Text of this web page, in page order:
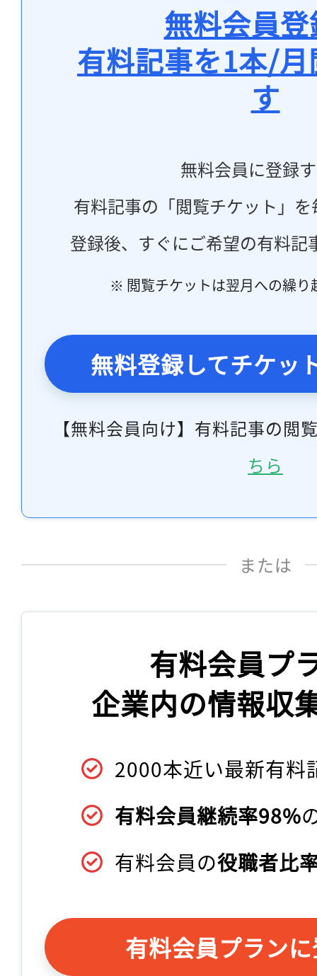
無料会員
有料記事を1本/
す
無料会員に登録
有料記事の「閲覧チケット」
登録後、すぐにご希望の有料記
※ 閲覧チケットは翌月への繰り
無料登録してチケッ
【無料会員向け】有料記事の閲
ちら
または
有料会員プ
企業内の情報収
2000本近い最新有料
有料会員継続率98%
有料会員の役職者比
有料会員プラン